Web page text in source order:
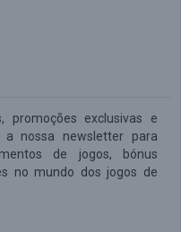
promoções exclusivas e
a nossa newsletter para
de jogos, bónus
no mundo dos jogos de